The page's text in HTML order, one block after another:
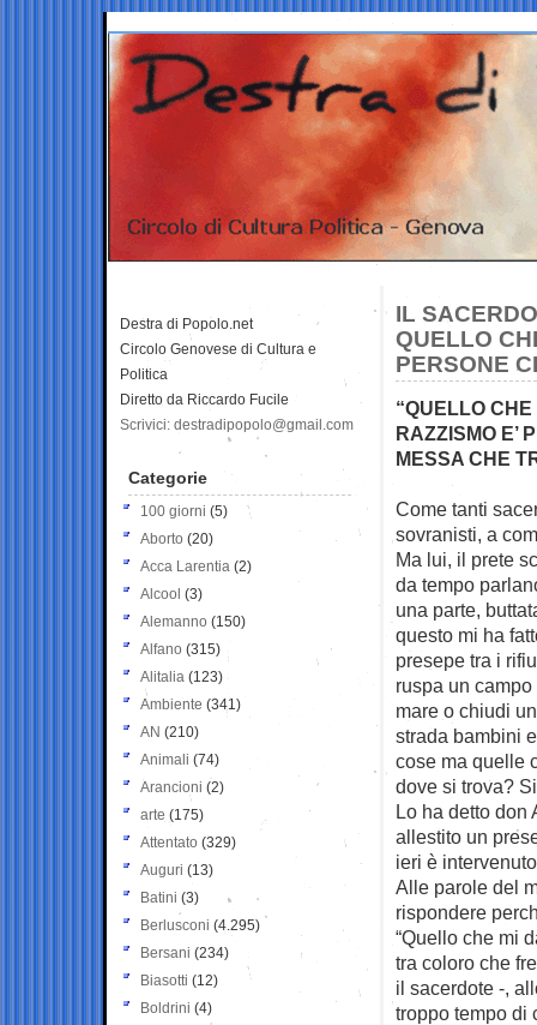
IL
QUELLO
PERSONE
“QUELLO CHE
RAZZISMO E’
MESSA CHE
Come tanti
sovranisti, a
Ma lui, il prete
da tempo
una parte,
questo mi ha
presepe tra i
ruspa un
mare o chiudi
strada bambini
cose ma quelle
dove si trova?
Lo ha detto don
allestito un
ieri è
Alle parole del
rispondere
“Quello che mi
tra coloro che
il sacerdote -,
troppo tempo di
Destra di Popolo.net
Circolo Genovese di Cultura e
Politica
Diretto da Riccardo Fucile
Scrivici: destradipopolo@gmail.com
Categorie
100 giorni (5)
Aborto (20)
Acca Larentia (2)
Alcool (3)
Alemanno (150)
Alfano (315)
Alitalia (123)
Ambiente (341)
AN (210)
Animali (74)
Arancioni (2)
arte (175)
Attentato (329)
Auguri (13)
Batini (3)
Berlusconi (4.295)
Bersani (234)
Biasotti (12)
Boldrini (4)